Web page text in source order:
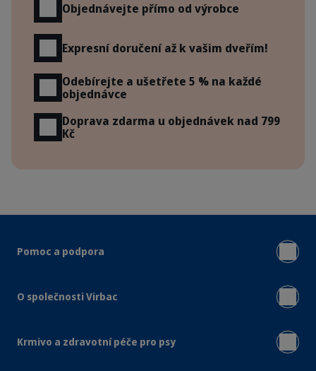
Objednávejte přímo od výrobce
Expresní doručení až k vašim dveřím!
Odebírejte a ušetřete 5 % na každé
objednávce
Doprava zdarma u objednávek nad 799
Kč
Pomoc a podpora
O společnosti Virbac
Krmivo a zdravotní péče pro psy